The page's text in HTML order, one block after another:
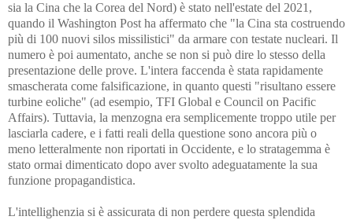
sia la Cina che la Corea del Nord) è stato nell'estate del 2021,
quando il Washington Post ha affermato che "la Cina sta costruendo
più di 100 nuovi silos missilistici" da armare con testate nucleari. Il
numero è poi aumentato, anche se non si può dire lo stesso della
presentazione delle prove. L'intera faccenda è stata rapidamente
smascherata come falsificazione, in quanto questi "risultano essere
turbine eoliche" (ad esempio, TFI Global e Council on Pacific
Affairs). Tuttavia, la menzogna era semplicemente troppo utile per
lasciarla cadere, e i fatti reali della questione sono ancora più o
meno letteralmente non riportati in Occidente, e lo stratagemma è
stato ormai dimenticato dopo aver svolto adeguatamente la sua
funzione propagandistica.
L'intellighenzia si è assicurata di non perdere questa splendida